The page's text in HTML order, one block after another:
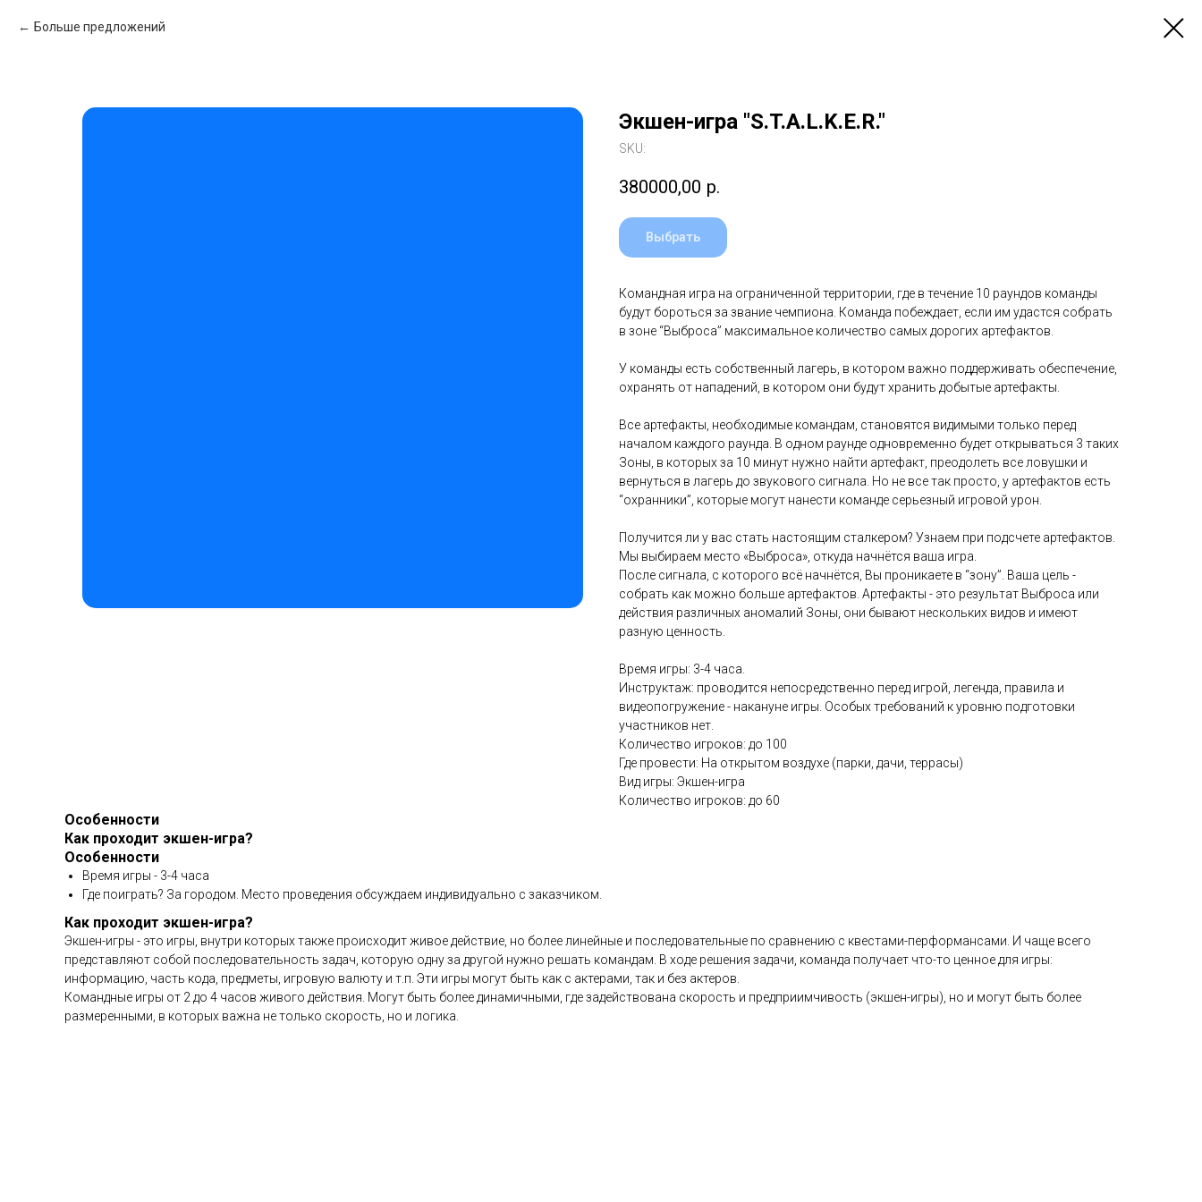
Больше предложений
Экшен-игра "S.T.A.L.K.E.R."
SKU:
380000,00 р.
Выбрать
Командная игра на ограниченной территории, где в течение 10 раундов команды
будут бороться за звание чемпиона. Команда побеждает, если им удастся собрать
в зоне “Выброса” максимальное количество самых дорогих артефактов.
У команды есть собственный лагерь, в котором важно поддерживать обеспечение,
охранять от нападений, в котором они будут хранить добытые артефакты.
Все артефакты, необходимые командам, становятся видимыми только перед
началом каждого раунда. В одном раунде одновременно будет открываться 3 таких
Зоны, в которых за 10 минут нужно найти артефакт, преодолеть все ловушки и
вернуться в лагерь до звукового сигнала. Но не все так просто, у артефактов есть
“охранники”, которые могут нанести команде серьезный игровой урон.
Получится ли у вас стать настоящим сталкером? Узнаем при подсчете артефактов.
Мы выбираем место «Выброса», откуда начнётся ваша игра.
После сигнала, с которого всё начнётся, Вы проникаете в “зону”. Ваша цель -
собрать как можно больше артефактов. Артефакты - это результат Выброса или
действия различных аномалий Зоны, они бывают нескольких видов и имеют
разную ценность.
Время игры: 3-4 часа.
Инструктаж: проводится непосредственно перед игрой, легенда, правила и
видеопогружение - накануне игры. Особых требований к уровню подготовки
участников нет.
Количество игроков: до 100
Где провести: На открытом воздухе (парки, дачи, террасы)
Вид игры: Экшен-игра
Количество игроков: до 60
Особенности
Как проходит экшен-игра?
Особенности
Время игры - 3-4 часа
Где поиграть? За городом. Место проведения обсуждаем индивидуально с заказчиком.
Как проходит экшен-игра?
Экшен-игры - это игры, внутри которых также происходит живое действие, но более линейные и последовательные по сравнению с квестами-перформансами. И чаще всего
представляют собой последовательность задач, которую одну за другой нужно решать командам. В ходе решения задачи, команда получает что-то ценное для игры:
информацию, часть кода, предметы, игровую валюту и т.п. Эти игры могут быть как с актерами, так и без актеров.
Командные игры от 2 до 4 часов живого действия. Могут быть более динамичными, где задействована скорость и предприимчивость (экшен-игры), но и могут быть более
размеренными, в которых важна не только скорость, но и логика.